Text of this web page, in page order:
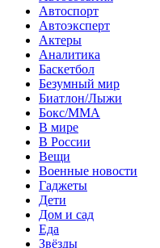
Автоспорт
Автоэксперт
Актеры
Аналитика
Баскетбол
Безумный мир
Биатлон/Лыжи
Бокс/MMA
В мире
В России
Вещи
Военные новости
Гаджеты
Дети
Дом и сад
Еда
Звёзды